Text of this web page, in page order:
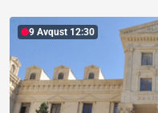
9 Avqust 12:30